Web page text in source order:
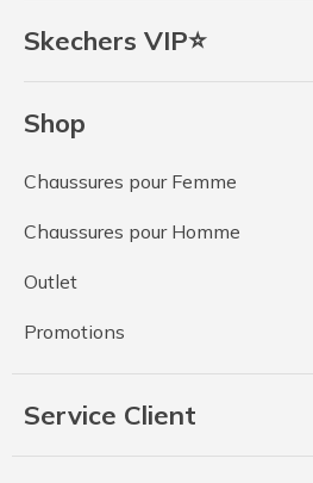
Skechers VIP⭐
Shop
Chaussures pour Femme
Chaussures pour Homme
Outlet
Promotions
Service Client